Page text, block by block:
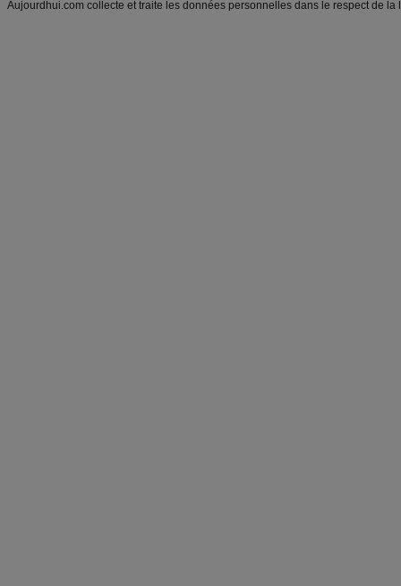
Aujourdhui.com collecte et traite les données personnelles dans le respect de